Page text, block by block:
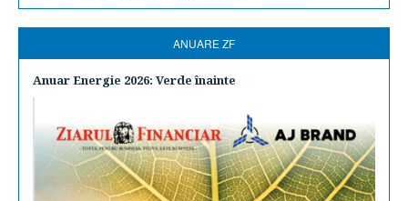
ANUARE ZF
Anuar Energie 2026: Verde înainte